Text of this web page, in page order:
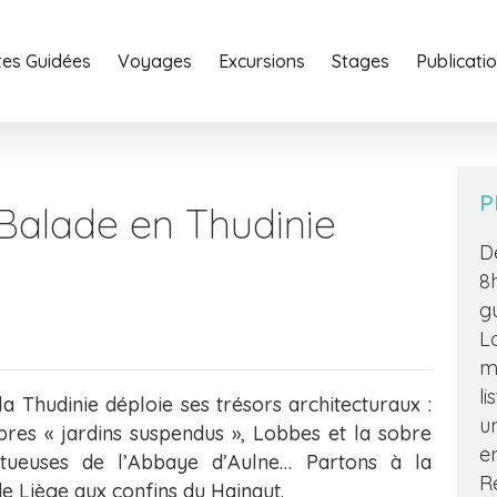
Home
Guidées Voyages Excursions Stages
en Thudinie
Thudinie déploie ses trésors architecturaux :
« jardins suspendus », Lobbes et la sobre
de l’Abbaye d’Aulne… Partons à la
Liège aux confins du Hainaut.